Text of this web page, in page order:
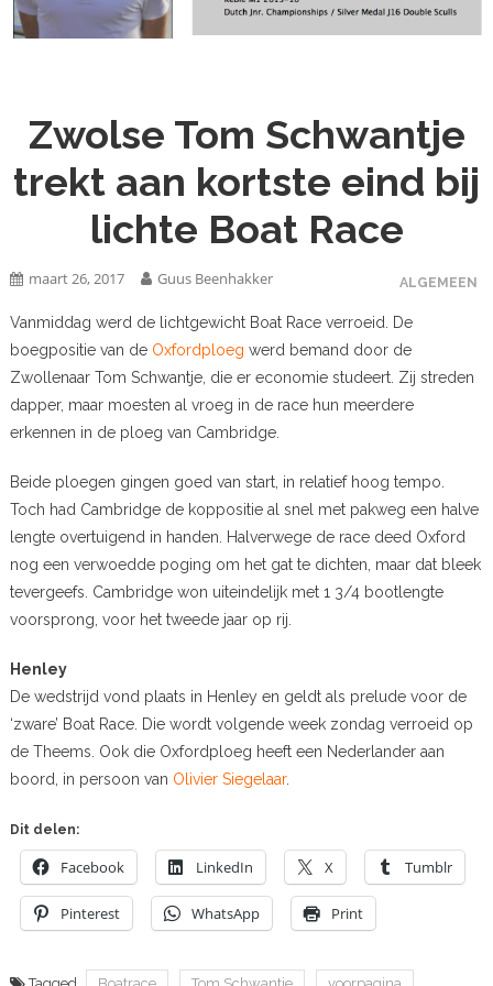
Zwolse Tom Schwantje
trekt aan kortste eind bij
lichte Boat Race
ALGEMEEN
maart 26, 2017 Guus Beenhakker
Vanmiddag werd de lichtgewicht Boat Race verroeid. De
boegpositie van de Oxfordploeg werd bemand door de
Zwollenaar Tom Schwantje, die er economie studeert. Zij streden
dapper, maar moesten al vroeg in de race hun meerdere
erkennen in de ploeg van Cambridge.
Beide ploegen gingen goed van start, in relatief hoog tempo.
Toch had Cambridge de koppositie al snel met pakweg een halve
lengte overtuigend in handen. Halverwege de race deed Oxford
nog een verwoedde poging om het gat te dichten, maar dat bleek
tevergeefs. Cambridge won uiteindelijk met 1 3/4 bootlengte
voorsprong, voor het tweede jaar op rij.
Henley
De wedstrijd vond plaats in Henley en geldt als prelude voor de
‘zware’ Boat Race. Die wordt volgende week zondag verroeid op
de Theems. Ook die Oxfordploeg heeft een Nederlander aan
boord, in persoon van Olivier Siegelaar.
Dit delen:
Facebook LinkedIn X Tumblr
Pinterest WhatsApp Print